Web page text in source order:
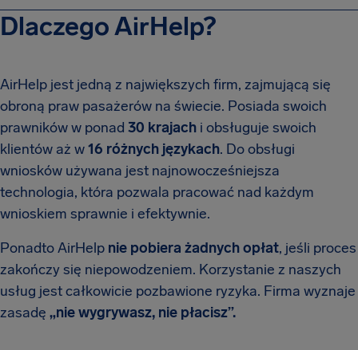
Dlaczego AirHelp?
AirHelp jest jedną z największych firm, zajmującą się
obroną praw pasażerów na świecie. Posiada swoich
prawników w ponad 30 krajach i obsługuje swoich
klientów aż w16 różnych językach. Do obsługi
wniosków używana jest najnowocześniejsza
technologia, która pozwala pracować nad każdym
wnioskiem sprawnie i efektywnie.
Ponadto AirHelp nie pobiera żadnych opłat, jeśli proces
zakończy się niepowodzeniem. Korzystanie z naszych
usług jest całkowicie pozbawione ryzyka. Firma wyznaje
zasadę „nie wygrywasz, nie płacisz”.